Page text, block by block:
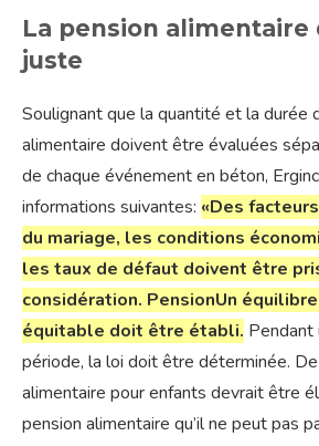
La pension alimentaire
juste
Soulignant que la quantité et la durée
alimentaire doivent être évaluées
de chaque événement en béton,
informations suivantes: «Des
du mariage, les conditions
les taux de défaut doivent être
considération. PensionUn
équitable doit être établi. Pendant
période, la loi doit être déterminée.
alimentaire pour enfants devrait être
pension alimentaire qu’il ne peut pas